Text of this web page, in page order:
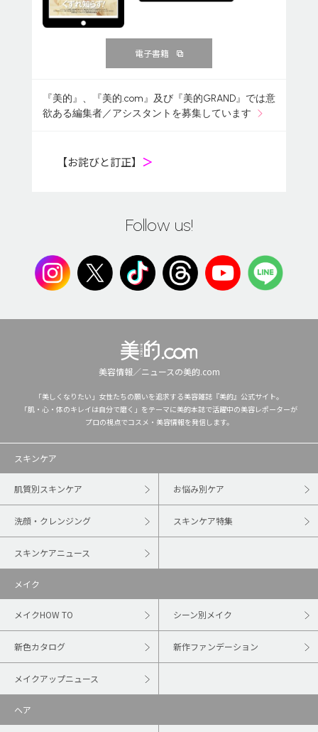
電子書籍
『美的』、『美的.com』及び『美的GRAND』では意
欲ある編集者／アシスタントを募集しています
【お詫びと訂正】 ＞
Follow us!
美容情報／ニュースの美的.com
「美しくなりたい」女性たちの願いを追求する美容雑誌『美的』公式サイト。
「肌・心・体のキレイは自分で磨く」をテーマに美的本誌で活躍中の美容レポーターが
プロの視点でコスメ・美容情報を発信します。
スキンケア
肌質別スキンケア お悩み別ケア
洗顔・クレンジング スキンケア特集
スキンケアニュース
メイク
メイクHOW TO シーン別メイク
新色カタログ 新作ファンデーション
メイクアップニュース
ヘア